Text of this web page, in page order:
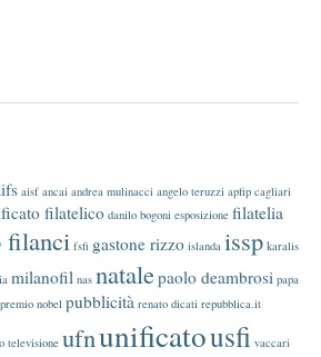
aisf ancai andrea mulinacci angelo teruzzi apfip cagliari
filatelico danilo bogoni esposizione filatelia
filanci fsfi gastone rizzo islanda issp karalis
milanofil nas natalepaolo deambrosi papa
premio nobel pubblicità renato dicati repubblica.it
televisione ufnunificatousfi vaccari